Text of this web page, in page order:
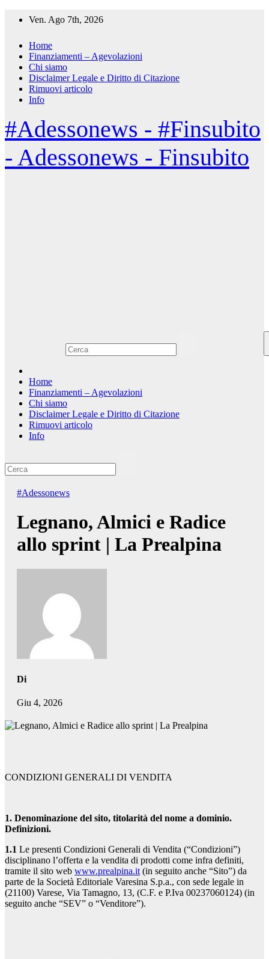
Ven. Ago 7th, 2026
Home
Finanziamenti – Agevolazioni
Chi siamo
Disclaimer Legale e Diritto di Citazione
Rimuovi articolo
Info
#Adessonews - #Finsubito
- Adessonews - Finsubito
Home
Finanziamenti – Agevolazioni
Chi siamo
Disclaimer Legale e Diritto di Citazione
Rimuovi articolo
Info
#Adessonews
Legnano, Almici e Radice
allo sprint | La Prealpina
Di
Giu 4, 2026
CONDIZIONI GENERALI DI VENDITA
1. Denominazione del sito, titolarità del nome a dominio.
Definizioni.
1.1 Le presenti Condizioni Generali di Vendita (“Condizioni”)
disciplinano l’offerta e la vendita di prodotti come infra definiti,
tramite il sito web www.prealpina.it(in seguito anche “Sito”) da
parte de la Società Editoriale Varesina S.p.a., con sede legale in
(21100) Varese, Via Tamagno, 13, (C.F. e P.Iva 00237060124) (in
seguito anche “SEV” o “Venditore”).